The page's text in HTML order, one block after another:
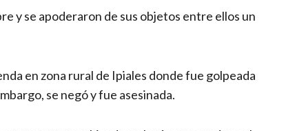
y se apoderaron de sus objetos entre ellos un
en zona rural de Ipiales donde fue golpeada
se negó y fue asesinada.